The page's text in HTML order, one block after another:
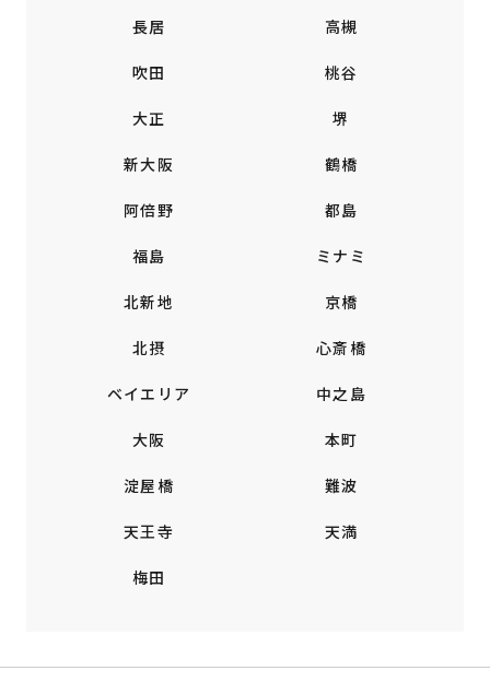
長居 高槻
吹田 桃谷
大正 堺
新大阪 鶴橋
阿倍野 都島
福島 ミナミ
北新地 京橋
北摂 心斎橋
ベイエリア 中之島
大阪 本町
淀屋橋 難波
天王寺 天満
梅田